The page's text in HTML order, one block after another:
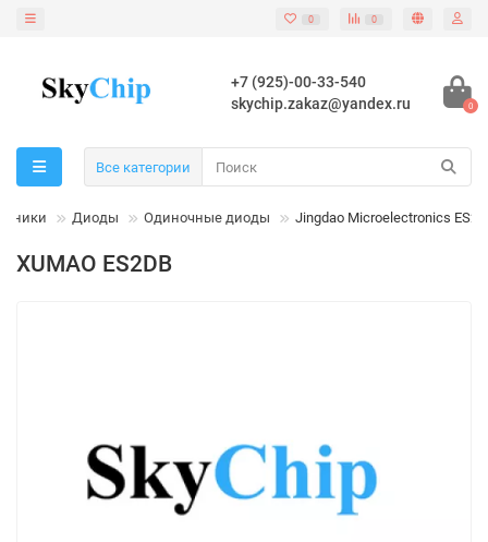
0 0
+7 (925)-00-33-540
skychip.zakaz@yandex.ru
0
Все категории
Диоды Одиночные диоды Jingdao Microelectronics
XUMAO ES2DB